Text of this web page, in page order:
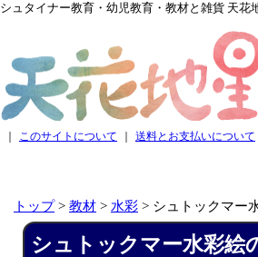
シュタイナー教育・幼児教育・教材と雑貨 天花
このサイトについて 送料とお支払いについて
トップ> 教材 > 水彩 > シュトックマー
シュトックマー水彩絵